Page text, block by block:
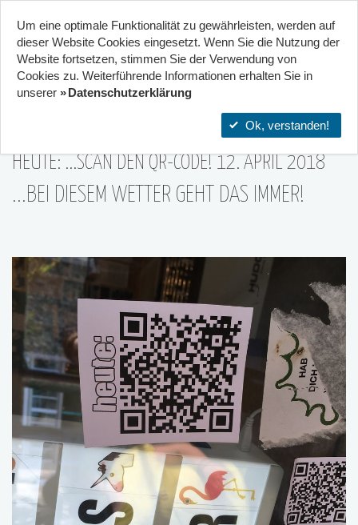
Start Projekte Orte
HEUTE: ...SCAN DEN QR-CODE! 12. APRIL 2018
...BEI DIESEM WETTER GEHT DAS IMMER!
18
Stadtteilzentrum Gräselberg .
Um eine optimale Funktionalität zu gewährleisten, werden auf
dieser Website Cookies eingesetzt. Wenn Sie die Nutzung der
Website fort­setzen, stimmen Sie der Verwendung von
Cookies zu. Weiterführende Informationen erhalten Sie in
unserer
Datenschutzerklärung
Ok, verstanden!